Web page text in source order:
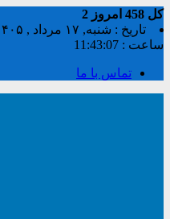
کل امروز 2
تاریخ : شنبه, ۱۷ مرداد , ۱۴۰۵
ساعت : 11:43:07
تماس با ما